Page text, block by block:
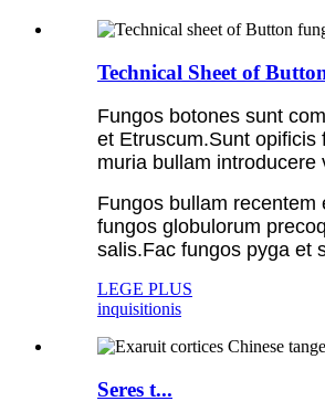
Technical Sheet of
Fungos botones sunt
et Etruscum.Sunt opificis
muria bullam introducere
Fungos bullam
fungos globulorum
salis.Fac fungos pyga et
LEGE PLUS
inquisitionis
Seres t...